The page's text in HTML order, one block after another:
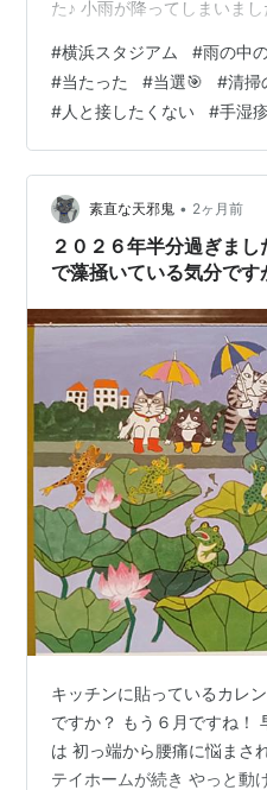
た♪ 小雨が降ってしまいま
球観戦は小学生ぶりです！
の雰囲気に私の心はワクワ
とビールを売りに若い女の
負って この階段をいったり
子達は アイドル並の可愛い
奢な細い…
#横浜スタジアム #雨の中
#当たった #当選🎯 #清掃
#人と接したくない #手湿疹
素直な天邪鬼 • 2ヶ月前
２０２６年半分過ぎま
で藻掻いている気分です
キッチンに貼っているカレ
ですか？ もう６月ですね！
は 初っ端から腰痛に悩まさ
テイホームが続き やっと動